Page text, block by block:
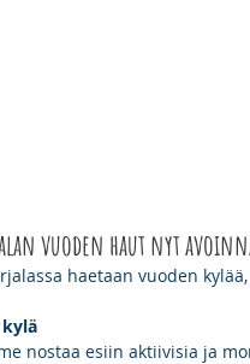
vuoden haut nyt
haetaan vuoden
nostaa esiin aktiivisia ja